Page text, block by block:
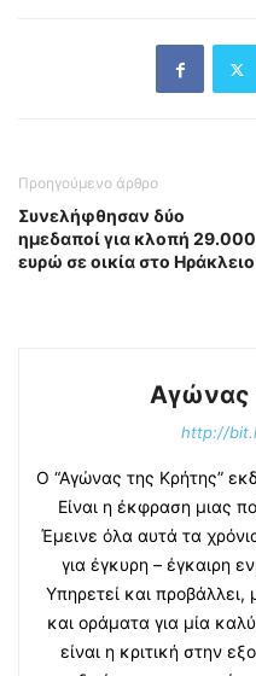
Προηγούμενο άρθρο
Συνελήφθησαν δύο
ημεδαποί για κλοπή 29.000
ευρώ σε οικία στο Ηράκλειο
Αγώνας
http://
Ο “Αγώνας της Κρήτης”
Είναι η έκφραση μιας
Έμεινε όλα αυτά τα
για έγκυρη – έγκαιρη
Υπηρετεί και προβάλλει,
και οράματα για μία
είναι η κριτική στην